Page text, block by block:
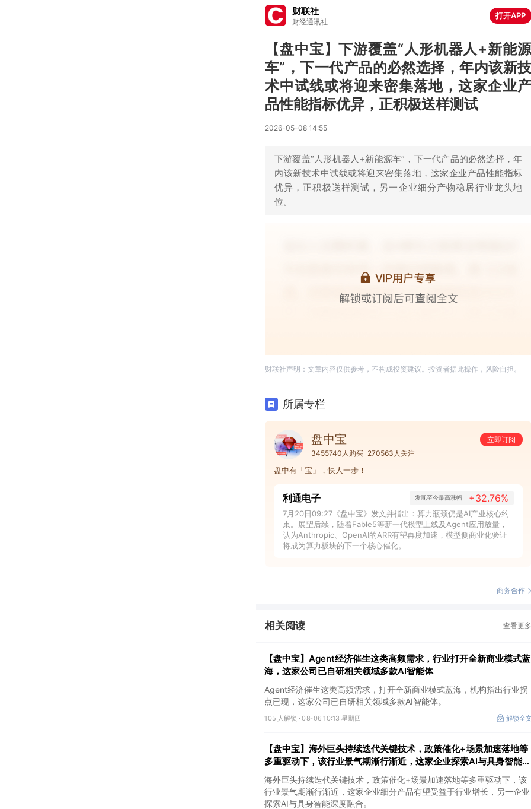
财联社
财经通讯社
打开APP
【盘中宝】下游覆盖“人形机器人+新能源
车”，下一代产品的必然选择，年内该新技
术中试线或将迎来密集落地，这家企业产
品性能指标优异，正积极送样测试
2026-05-08 14:55
下游覆盖“人形机器人+新能源车”，下一代产品的必然选择，年
内该新技术中试线或将迎来密集落地，这家企业产品性能指标
优异，正积极送样测试，另一企业细分产物稳居行业龙头地
位。
财联社声明：文章内容仅供参考，不构成投资建议。投资者据此操作，风险自担。
所属专栏
盘中宝
立即订阅
3455740人购买 270563人关注
盘中有「宝」，快人一步！
利通电子 发现至今最高涨幅 +32.76%
7月20日09:27《盘中宝》发文并指出：算力瓶颈仍是AI产业核心约
束。展望后续，随着Fable5等新一代模型上线及Agent应用放量，
认为Anthropic、OpenAI的ARR有望再度加速，模型侧商业化验证
将成为算力板块的下一个核心催化。
商务合作
相关阅读 查看更多
【盘中宝】Agent经济催生这类高频需求，行业打开全新商业模式蓝
海，这家公司已自研相关领域多款AI智能体
Agent经济催生这类高频需求，打开全新商业模式蓝海，机构指出行业拐
点已现，这家公司已自研相关领域多款AI智能体。
105 人解锁 ·08-06 10:13 星期四 解锁全文
【盘中宝】海外巨头持续迭代关键技术，政策催化+场景加速落地等
多重驱动下，该行业景气期渐行渐近，这家企业探索AI与具身智能深
海外巨头持续迭代关键技术，政策催化+场景加速落地等多重驱动下，该
行业景气期渐行渐近，这家企业细分产品有望受益于行业增长，另一企业
探索AI与具身智能深度融合。